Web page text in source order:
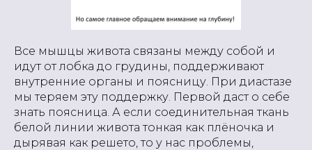
Все мышцы живота связаны между собой и
идут от лобка до грудины, поддерживают
внутренние органы и поясницу. При диастазе
мы теряем эту поддержку. Первой даст о себе
знать поясница. А если соединительная ткань
белой линии живота тонкая как плёночка и
дырявая как решето, то у нас проблемы,